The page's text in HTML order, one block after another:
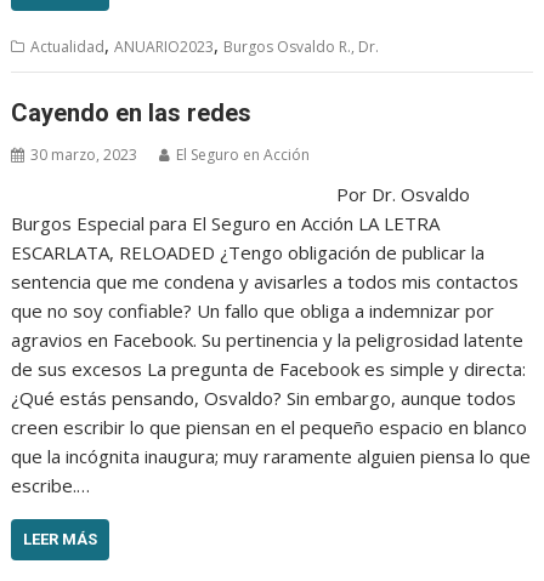
Actualidad,ANUARIO2023, Burgos Osvaldo R., Dr.
Cayendo en las redes
30 marzo, 2023 El Seguro en Acción
Por Dr. Osvaldo
Burgos Especial para El Seguro en Acción LA LETRA
ESCARLATA, RELOADED ¿Tengo obligación de publicar la
sentencia que me condena y avisarles a todos mis contactos
que no soy confiable? Un fallo que obliga a indemnizar por
agravios en Facebook. Su pertinencia y la peligrosidad latente
de sus excesos La pregunta de Facebook es simple y directa:
¿Qué estás pensando, Osvaldo? Sin embargo, aunque todos
creen escribir lo que piensan en el pequeño espacio en blanco
que la incógnita inaugura; muy raramente alguien piensa lo que
escribe.…
LEER MÁS